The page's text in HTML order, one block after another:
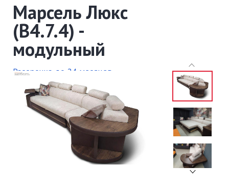
Марсель Люкс
(В4.7.4) -
модульный
Рассрочка до 24 месяцев
Доставка и установка